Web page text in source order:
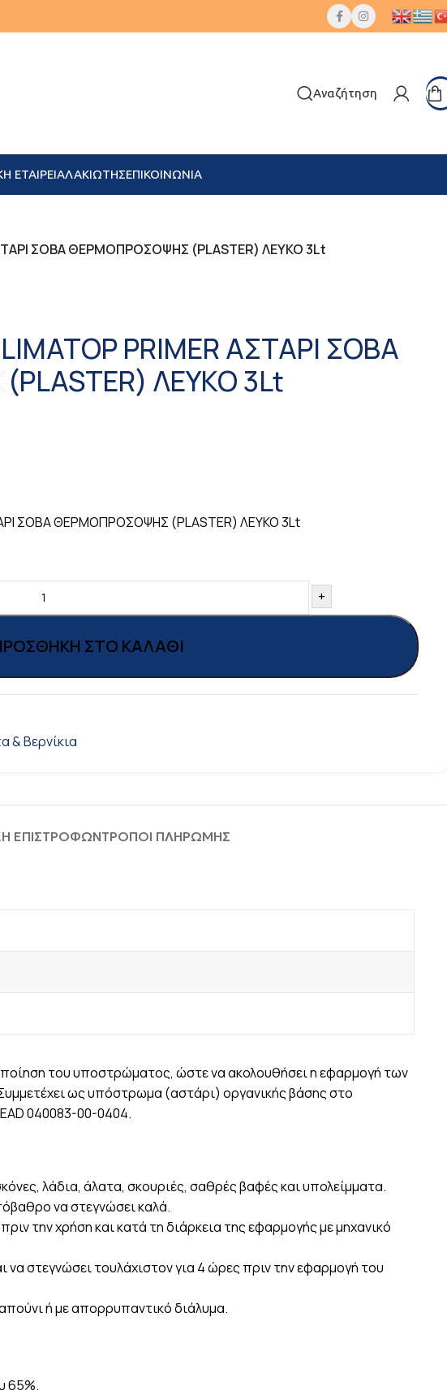
Αναζήτηση
ΕΤΑΙΡΕΙΑΛΑΚΙΩΤΗΣΕΠΙΚΟΙΝΩΝΙΑ
ΣΟΒΑ ΘΕΡΜΟΠΡΟΣΟΨΗΣ (PLASTER) ΛΕΥΚΟ 3Lt
PRIMER ΑΣΤΑΡΙ ΣΟΒΑ
ΛΕΥΚΟ 3Lt
ΣΟΒΑ ΘΕΡΜΟΠΡΟΣΟΨΗΣ (PLASTER) ΛΕΥΚΟ 3Lt
+
ΣΤΟ ΚΑΛΆΘΙ
& Βερνίκια
ΕΠΙΣΤΡΟΦΩΝΤΡΟΠΟΙ ΠΛΗΡΩΜΗΣ
του υποστρώματος, ώστε να ακολουθήσει η εφαρμογή των
ως υπόστρωμα (αστάρι) οργανικής βάσης στο
040083-00-0404.
λάδια, άλατα, σκουριές, σαθρές βαφές και υπολείμματα.
να στεγνώσει καλά.
την χρήση και κατά τη διάρκεια της εφαρμογής με μηχανικό
στεγνώσει τουλάχιστον για 4 ώρες πριν την εφαρμογή του
ή με απορρυπαντικό διάλυμα.
65%.